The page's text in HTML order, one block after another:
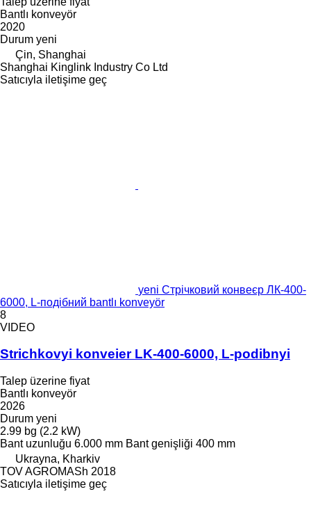
Bantlı konveyör
2020
Durum yeni
Çin, Shanghai
Shanghai Kinglink Industry Co Ltd
Satıcıyla iletişime geç
yeni Стрічковий конвеєр ЛК-400-
6000, L-подібний bantlı konveyör
8
VIDEO
Strichkovyi konveier LK-400-6000, L-podibnyi
Talep üzerine fiyat
Bantlı konveyör
2026
Durum yeni
2.99 bg (2.2 kW)
Bant uzunluğu 6.000 mm Bant genişliği 400 mm
Ukrayna, Kharkiv
TOV AGROMASh 2018
Satıcıyla iletişime geç